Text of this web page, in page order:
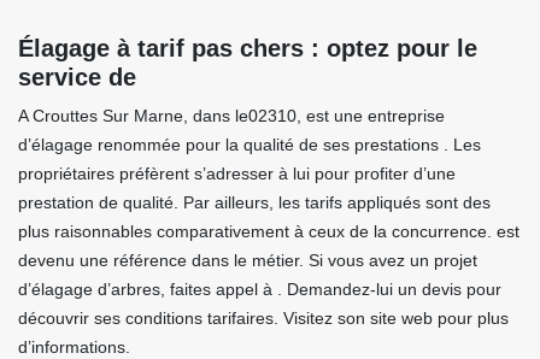
Élagage à tarif pas chers : optez pour le
service de
A Crouttes Sur Marne, dans le02310, est une entreprise
d’élagage renommée pour la qualité de ses prestations . Les
propriétaires préfèrent s’adresser à lui pour profiter d’une
prestation de qualité. Par ailleurs, les tarifs appliqués sont des
plus raisonnables comparativement à ceux de la concurrence. est
devenu une référence dans le métier. Si vous avez un projet
d’élagage d’arbres, faites appel à . Demandez-lui un devis pour
découvrir ses conditions tarifaires. Visitez son site web pour plus
d’informations.